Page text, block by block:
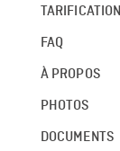
TARIFICATION
FAQ
À PROPOS
PHOTOS
DOCUMENTS